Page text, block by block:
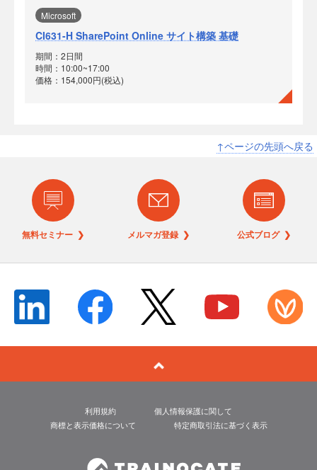
Microsoft
CI631-H SharePoint Online サイト構築 基礎
期間：2日間
時間：10:00~17:00
価格：154,000円(税込)
↑ページの先頭へ戻る
無料セミナー ❯ メルマガ登録 ❯ 公式ブログ ❯
利用規約
個人情報保護に関して
商標と表示価格について
特定商取引法に基づく表示